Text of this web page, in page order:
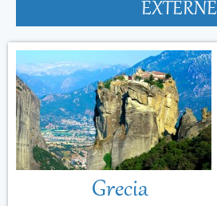
EXTERNE
Grecia